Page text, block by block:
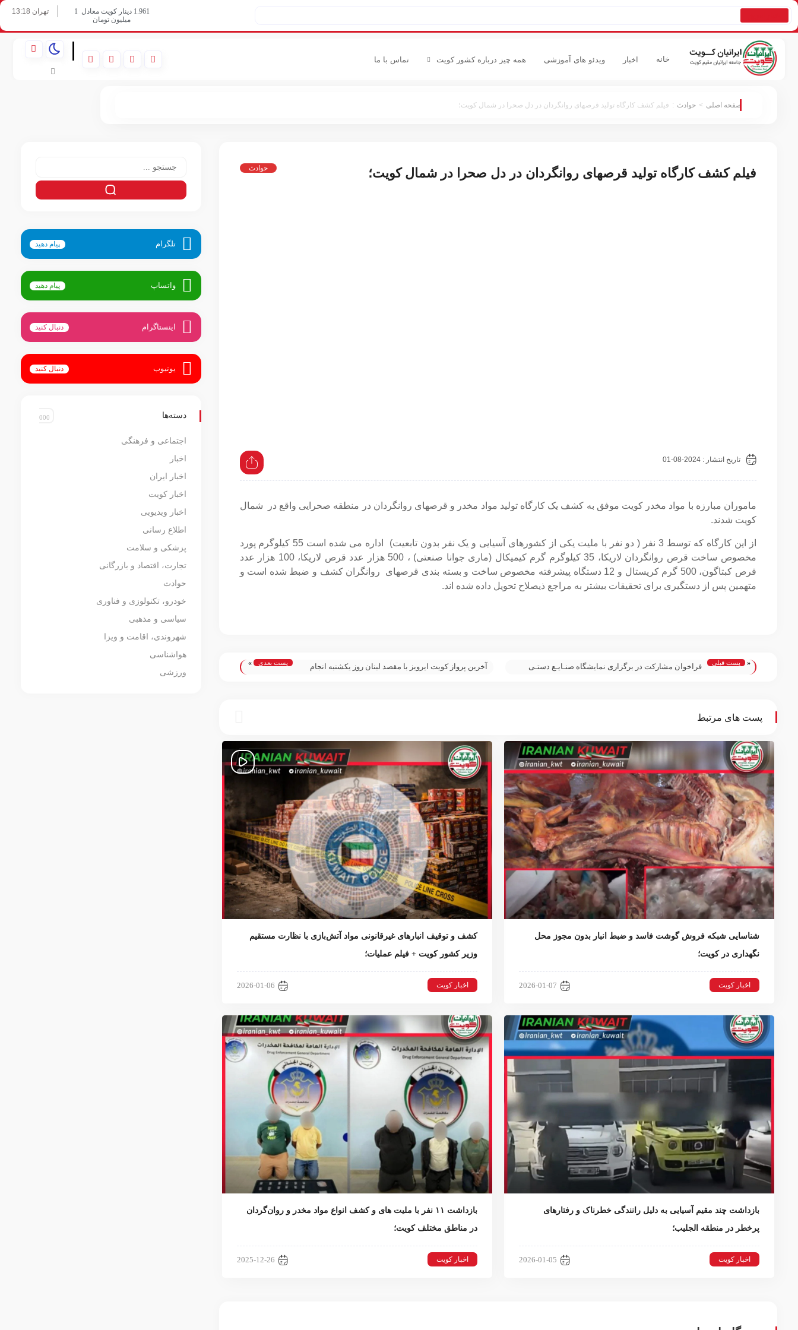
1.961 دینار کویت معادل
1
میلیون تومان
تهران 13:18
خانه اخبار ویدئو های آموزشی همه چیز درباره کشور کویت تماس با ما |
صفحه اصلی > حوادث : فیلم کشف کارگاه تولید قرصهای روانگردان در دل صحرا در شمال کویت؛
فیلم کشف کارگاه تولید قرصهای روانگردان در دل صحرا در شمال کویت؛ حوادث
تاریخ انتشار : 2024-08-01
ماموران مبارزه با مواد مخدر کویت موفق به کشف یک کارگاه تولید مواد مخدر و قرصهای روانگردان در منطقه صحرایی واقع در
شمال
کویت شدند.
از این کارگاه که توسط 3 نفر ( دو نفر با ملیت یکی از کشورهای آسیایی و یک نفر بدون تابعیت)
اداره می شده است 55 کیلوگرم پورد
مخصوص ساخت قرص روانگردان لاریکا، 35 کیلوگرم گرم کیمیکال (ماری جوانا صنعتی) ، 500 هزار عدد قرص لاریکا، 100 هزار عدد
قرص کبتاگون، 500 گرم کریستال و 12 دستگاه پیشرفته مخصوص ساخت و بسته بندی قرصهای
روانگران کشف و ضبط شده است و
متهمین پس از دستگیری برای تحقیقات بیشتر به مراجع ذیصلاح تحویل داده شده اند.
« پست قبلی
فراخوان مشارکت در برگزاری نمایشگاه صنـایـع دستـی
آخرین پرواز کویت ایرویز با مقصد لبنان روز یکشنبه انجام
پست بعدی »
پست های مرتبط
شناسایی شبکه فروش گوشت فاسد و ضبط انبار بدون مجوز محل
نگهداری در کویت؛
اخبار کویت 2026-01-07
کشف و توقیف انبارهای غیرقانونی مواد آتش‌بازی با نظارت مستقیم
وزیر کشور کویت + فیلم عملیات؛
اخبار کویت 2026-01-06
بازداشت چند مقیم آسیایی به دلیل رانندگی خطرناک و رفتارهای
پرخطر در منطقه الجليب؛
اخبار کویت 2026-01-05
بازداشت ۱۱ نفر با ملیت های و کشف انواع مواد مخدر و روان‌گردان
در مناطق مختلف کویت؛
اخبار کویت 2025-12-26
تلگرام پیام دهید
واتساپ پیام دهید
اینستاگرام دنبال کنید
یوتیوب دنبال کنید
دسته‌ها
اجتماعی و فرهنگی
اخبار
اخبار ایران
اخبار کویت
اخبار ویدیویی
اطلاع رسانی
پزشکی و سلامت
تجارت، اقتصاد و بازرگانی
حوادث
خودرو، تکنولوزی و فناوری
سیاسی و مذهبی
شهروندی، اقامت و ویزا
هواشناسی
ورزشی